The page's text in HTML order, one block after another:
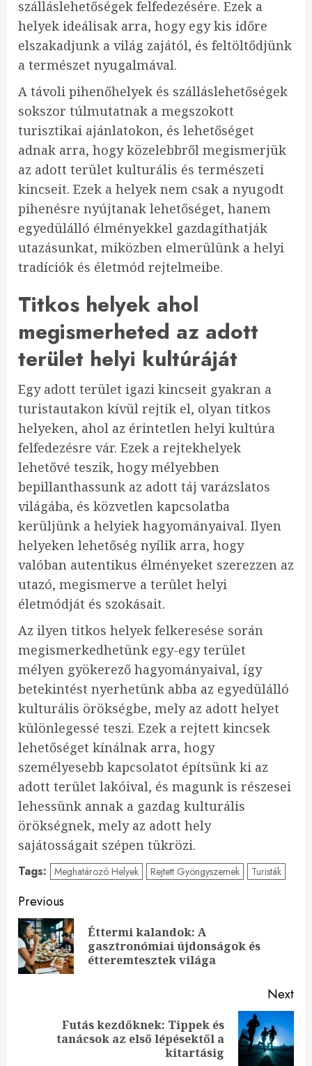
szálláslehetőségek felfedezésére. Ezek a
helyek ideálisak arra, hogy egy kis időre
elszakadjunk a világ zajától, és feltöltődjünk
a természet nyugalmával.
A távoli pihenőhelyek és szálláslehetőségek
sokszor túlmutatnak a megszokott
turisztikai ajánlatokon, és lehetőséget
adnak arra, hogy közelebbről megismerjük
az adott terület kulturális és természeti
kincseit. Ezek a helyek nem csak a nyugodt
pihenésre nyújtanak lehetőséget, hanem
egyedülálló élményekkel gazdagíthatják
utazásunkat, miközben elmerülünk a helyi
tradíciók és életmód rejtelmeibe.
Titkos helyek ahol
megismerheted az adott
terület helyi kultúráját
Egy adott terület igazi kincseit gyakran a
turistautakon kívül rejtik el, olyan titkos
helyeken, ahol az érintetlen helyi kultúra
felfedezésre vár. Ezek a rejtekhelyek
lehetővé teszik, hogy mélyebben
bepillanthassunk az adott táj varázslatos
világába, és közvetlen kapcsolatba
kerüljünk a helyiek hagyományaival. Ilyen
helyeken lehetőség nyílik arra, hogy
valóban autentikus élményeket szerezzen az
utazó, megismerve a terület helyi
életmódját és szokásait.
Az ilyen titkos helyek felkeresése során
megismerkedhetünk egy-egy terület
mélyen gyökerező hagyományaival, így
betekintést nyerhetünk abba az egyedülálló
kulturális örökségbe, mely az adott helyet
különlegessé teszi. Ezek a rejtett kincsek
lehetőséget kínálnak arra, hogy
személyesebb kapcsolatot építsünk ki az
adott terület lakóival, és magunk is részesei
lehessünk annak a gazdag kulturális
örökségnek, mely az adott hely
sajátosságait szépen tükrözi.
Tags: Meghatározó Helyek Rejtett Gyöngyszemek Turisták
Continue
Reading
Previous
Éttermi kalandok: A
gasztronómiai újdonságok és
étteremtesztek világa
Next
Futás kezdőknek: Tippek és
tanácsok az első lépésektől a
kitartásig